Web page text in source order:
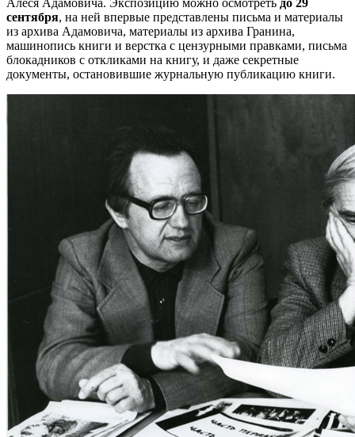
Алеся Адамовича. Экспозицию можно осмотреть до 29
сентября, на ней впервые представлены письма и материалы
из архива Адамовича, материалы из архива Гранина,
машинопись книги и верстка с цензурными правками, письма
блокадников с откликами на книгу, и даже секретные
документы, остановившие журнальную публикацию книги.